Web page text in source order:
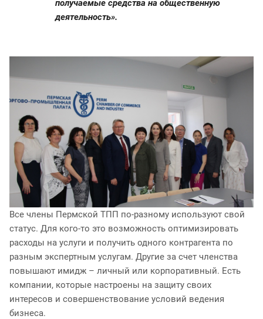
получаемые средства на общественную
деятельность».
Все члены Пермской ТПП по-разному используют свой
статус. Для кого-то это возможность оптимизировать
расходы на услуги и получить одного контрагента по
разным экспертным услугам. Другие за счет членства
повышают имидж – личный или корпоративный. Есть
компании, которые настроены на защиту своих
интересов и совершенствование условий ведения
бизнеса.